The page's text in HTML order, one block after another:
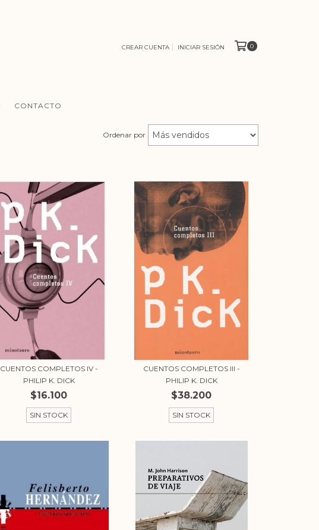
CREAR CUENTA INICIAR SESIÓN 0
CONTACTO
Ordenar por
CUENTOS COMPLETOS IV -
PHILIP K. DICK
$16.100
SIN STOCK
CUENTOS COMPLETOS III -
PHILIP K. DICK
$38.200
SIN STOCK